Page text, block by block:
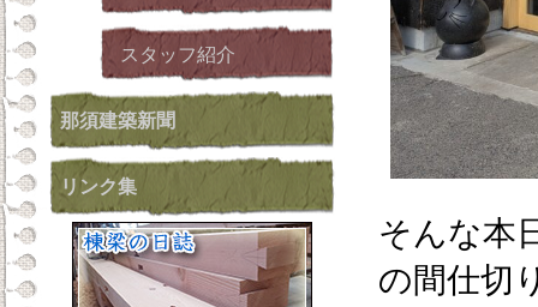
スタッフ紹介
那須建築新聞
リンク集
そんな本
の間仕切